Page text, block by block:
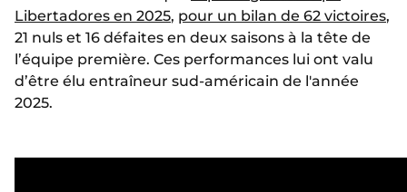
Libertadores en 2025, pour un bilan de 62 victoires,
21 nuls et 16 défaites en deux saisons à la tête de
l’équipe première. Ces performances lui ont valu
d’être élu entraîneur sud-américain de l'année
2025.